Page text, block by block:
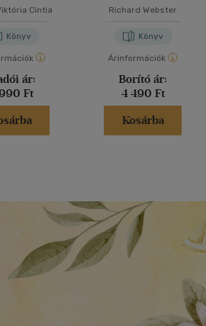
Cintia
Könyv
ár:
Ft
Richard Webster
Könyv
Árinformációk
Borító ár:
4 490 Ft
Kosárba